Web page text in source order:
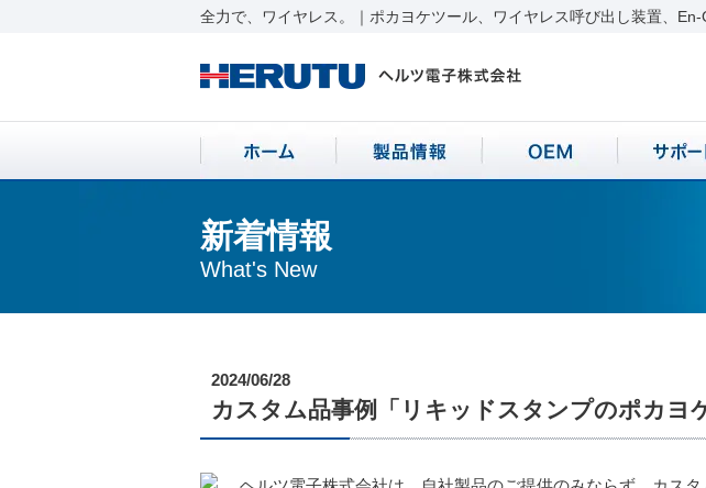
全力で、ワイヤレス。｜ポカヨケツール、ワイヤレス呼び出し装置、
新着情報
What's New
2024/06/28
カスタム品事例「リキッドスタンプのポカヨ